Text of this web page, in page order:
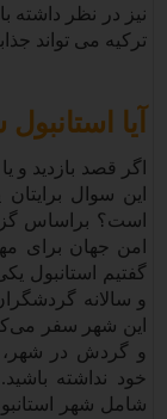
نیز در نظر داشته
ترکیه می تواند
آیا
اگر قصد بازدید و
این سوال
است؟ براساس
امن جهان برای
گفتیم استانبول
و سالانه
این شهر سفر
و گردش در شهر،
خود نداشته
شامل شهر